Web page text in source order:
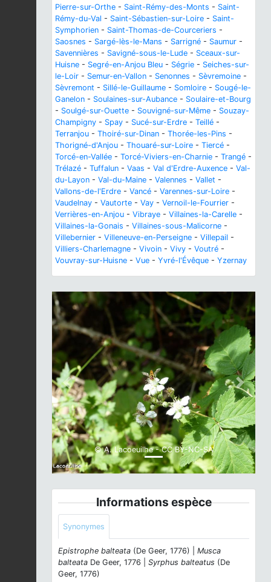
Pierre-sur-Orthe - Saint-Rémy-des-Monts - Saint-
Rémy-du-Val - Saint-Sébastien-sur-Loire - Saint-
Symphorien - Saint-Thomas-de-Courceriers -
Saosnes - Sargé-lès-le-Mans - Sarrigné - Saumur -
Savennières - Savigné-sous-le-Lude - Sceaux-sur-
Huisne - Segré-en-Anjou Bleu - Ségrie - Seiches-sur-
le-Loir - Semur-en-Vallon - Senonnes - Sèvremoine -
Sèvremont - Sillé-le-Guillaume - Somloire - Sougé-le-
Ganelon - Soulaines-sur-Aubance - Soulaire-et-Bourg
- Soulgé-sur-Ouette - Souvigné-sur-Même - Souzay-
Champigny - Spay - Sucé-sur-Erdre - Teillé -
Terranjou - Thoiré-sur-Dinan - Thorée-les-Pins -
Thorigné-d'Anjou - Thouaré-sur-Loire - Tiercé -
Torcé-en-Vallée - Torcé-Viviers-en-Charnie - Trangé -
Trélazé - Tuffalun - Vaas - Val d'Erdre-Auxence - Val-
du-Layon - Val-du-Maine - Valennes - Vallet -
Vallons-de-l'Erdre - Vancé - Varennes-sur-Loire -
Vaudelnay - Vautorte - Vay - Vernoil-le-Fourrier -
Verrières-en-Anjou - Vibraye - Villaines-la-Carelle -
Villaines-la-Gonais - Villaines-sous-Malicorne -
Villebernier - Villeneuve-en-Perseigne - Villepail -
Villiers-Charlemagne - Vivoin - Vivy - Voutré -
Vouvray-sur-Huisne - Vue - Yvré-l'Évêque - Yzernay
© A. Lacoeuilhe - CC BY-NC-SA
Previous Next
Informations espèce
Synonymes
Epistrophe balteata (De Geer, 1776) | Musca
balteata De Geer, 1776 | Syrphus balteatus (De
Geer, 1776)